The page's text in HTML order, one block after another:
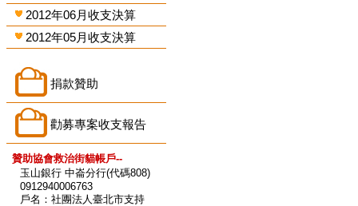
2012年06月收支決算
2012年05月收支決算
捐款贊助
勸募專案收支報告
贊助協會救治街貓帳戶--
玉山銀行 中崙分行(代碼808)
0912940006763
戶名：社團法人臺北市支持